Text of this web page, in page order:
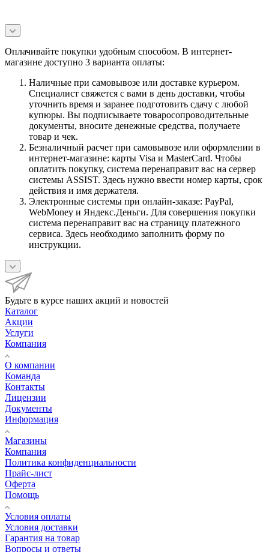
Оплачивайте покупки удобным способом. В интернет-
магазине доступно 3 варианта оплаты:
Наличные при самовывозе или доставке курьером.
Специалист свяжется с вами в день доставки, чтобы
уточнить время и заранее подготовить сдачу с любой
купюры. Вы подписываете товаросопроводительные
документы, вносите денежные средства, получаете
товар и чек.
Безналичный расчет при самовывозе или оформлении в
интернет-магазине: карты Visa и MasterCard. Чтобы
оплатить покупку, система перенаправит вас на сервер
системы ASSIST. Здесь нужно ввести номер карты, срок
действия и имя держателя.
Электронные системы при онлайн-заказе: PayPal,
WebMoney и Яндекс.Деньги. Для совершения покупки
система перенаправит вас на страницу платежного
сервиса. Здесь необходимо заполнить форму по
инструкции.
Будьте в курсе наших акций и новостей
Каталог
Акции
Услуги
Компания
О компании
Команда
Контакты
Лицензии
Документы
Информация
Магазины
Компания
Политика конфиденциальности
Прайс-лист
Оферта
Помощь
Условия оплаты
Условия доставки
Гарантия на товар
Вопросы и ответы